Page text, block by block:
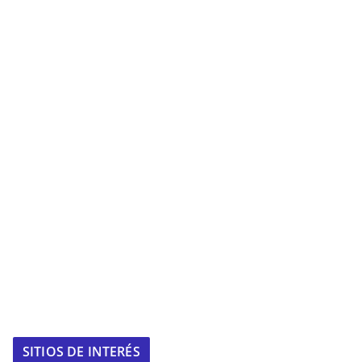
SITIOS DE INTERÉS